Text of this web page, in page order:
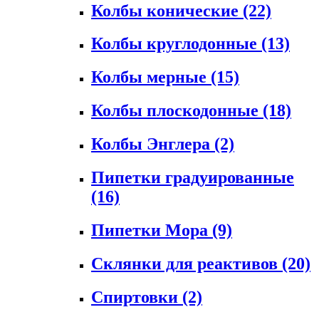
Колбы конические (22)
Колбы круглодонные (13)
Колбы мерные (15)
Колбы плоскодонные (18)
Колбы Энглера (2)
Пипетки градуированные
(16)
Пипетки Мора (9)
Склянки для реактивов (20)
Спиртовки (2)